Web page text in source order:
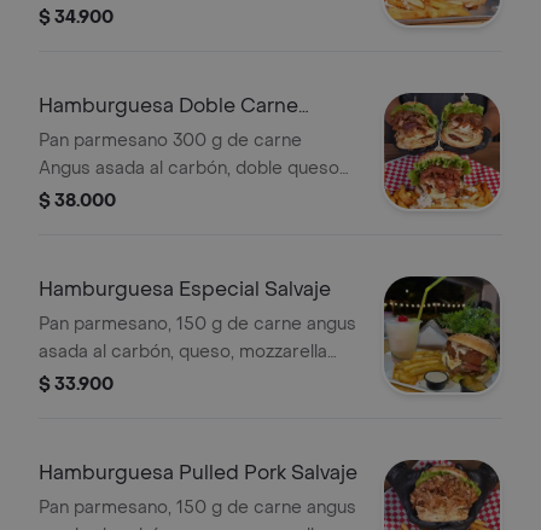
mozzarella fundido, pollo desmechado
la francesa y salsas de la casa
$ 34.900
Hamburguesa Doble Carne
Salvaje
Pan parmesano 300 g de carne
Angus asada al carbón, doble queso
mozzarella fundido, doble tocineta
$ 38.000
Hamburguesa Especial Salvaje
Pan parmesano, 150 g de carne angus
asada al carbón, queso, mozzarella
fundido, bondiola de cerdo al barril,
la francesa y salsas de la casa.
$ 33.900
Hamburguesa Pulled Pork Salvaje
Pan parmesano, 150 g de carne angus